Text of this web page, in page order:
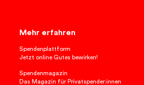
Mehr erfahren
Spendenplattform
Jetzt online Gutes bewirken!
Spendenmagazin
Das Magazin für Privatspender:innen